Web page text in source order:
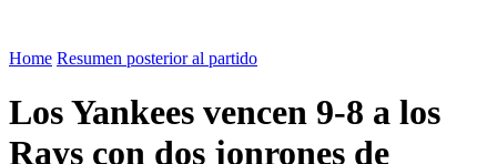
Home Resumen posterior al partido
Los Yankees vencen 9-8 a los
Rays con dos jonrones de